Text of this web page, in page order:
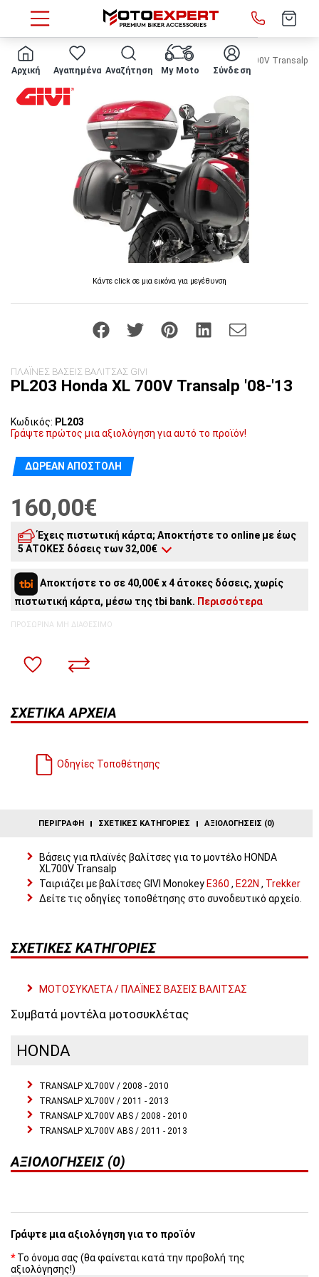
Αρχική Αγαπημένα Αναζήτηση My Moto Σύνδεση
HOME ΠΛΑΪΝΕΣ ΒΑΣΕΙΣ ΒΑΛΙΤΣΑΣ GIVI - PL203 Honda XL 700V Transalp
Κάντε click σε μια εικόνα για μεγέθυνση
ΠΛΑΪΝΕΣ ΒΑΣΕΙΣ ΒΑΛΙΤΣΑΣ GIVI
PL203 Honda XL 700V Transalp '08-'13
Κωδικός: PL203
Γράψτε πρώτος μια αξιολόγηση για αυτό το προϊόν!
ΔΩΡΕΆΝ ΑΠΟΣΤΟΛΉ
160,00€
Έχεις πιστωτική κάρτα; Αποκτήστε το online με έως
5 ΑΤΟΚΕΣ δόσεις των 32,00€
4άτοκες δόσεις: 40,00€/ μήνα
3άτοκες δόσεις:53,33€/ μήνα
2 άτοκες δόσεις:
Αποκτήστε το σε 40,00€ x 4 άτοκες δόσεις, χωρίς
πιστωτική κάρτα, μέσω της tbi bank. Περισσότερα
ΠΡΟΣΩΡΙΝΆ ΜΗ ΔΙΑΘΈΣΙΜΟ
ΣΧΕΤΙΚΆ ΑΡΧΕΊΑ
Οδηγίες Τοποθέτησης
ΠΕΡΙΓΡΑΦΉ ΣΧΕΤΙΚΈΣ ΚΑΤΗΓΟΡΊΕΣ ΑΞΙΟΛΟΓΉΣΕΙΣ (0)
Βάσεις για πλαϊνές βαλίτσες για το μοντέλο HONDA
XL700V Transalp
Ταιριάζει με βαλίτσες GIVI Monokey E360 , E22N , Trekker
Δείτε τις οδηγίες τοποθέτησης στο συνοδευτικό αρχείο.
ΣΧΕΤΙΚΈΣ ΚΑΤΗΓΟΡΊΕΣ
ΜΟΤΟΣΥΚΛΕΤΑ / ΠΛΑΪΝΕΣ ΒΑΣΕΙΣ ΒΑΛΙΤΣΑΣ
Συμβατά μοντέλα μοτοσυκλέτας
HONDA
TRANSALP XL700V / 2008 - 2010
TRANSALP XL700V / 2011 - 2013
TRANSALP XL700V ABS / 2008 - 2010
TRANSALP XL700V ABS / 2011 - 2013
ΑΞΙΟΛΟΓΉΣΕΙΣ (0)
Γράψτε μια αξιολόγηση για το προϊόν
Το όνομα σας (θα φαίνεται κατά την προβολή της
αξιολόγησης!)